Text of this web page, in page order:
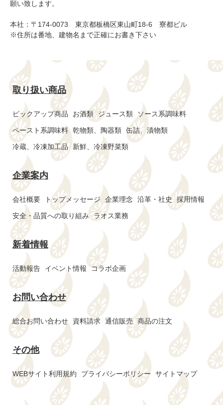
願い致します。
本社：〒174-0073 東京都板橋区東山町18-6 寮都ビル
※住所は番地、建物名まで正確にお書き下さい
取り扱い商品
ピックアップ商品 お酒類 ジュース類 ソース系調味料
ペースト系調味料 乾物類、陶器類 缶詰、漬物類
冷蔵、冷凍加工品 新鮮、冷凍野菜類
企業案内
会社概要 トップメッセージ 企業理念 沿革・社史 採用情報
安全・品質への取り組み ラオス業務
新着情報
活動報告 イベント情報 コラボ企画
お問い合わせ
総合お問い合わせ 資料請求 通信販売 商品の注文
その他
WEBサイト利用規約 プライバシーポリシー サイトマップ